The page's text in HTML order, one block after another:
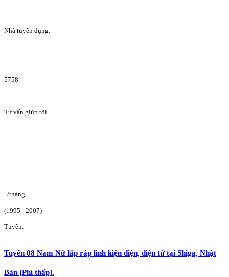
Nhà tuyển dụng:
5758
Tư vấn giúp tôi
/tháng
(1995 - 2007)
Tuyển:
Tuyển 08 Nam Nữ lắp ráp linh kiện điện, điện tử tại Shiga, Nhật
Bản [Phí thấp].